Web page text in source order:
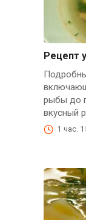
Рецепт
рыбы до
вкусный
1 час.